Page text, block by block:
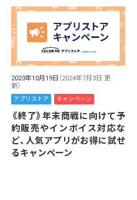
2023年10月19日 （2024年7月3日 更
新）
アプリストア キャンペーン
《終了》年末商戦に向けて予
約販売やインボイス対応な
ど、人気アプリがお得に試せ
るキャンペーン